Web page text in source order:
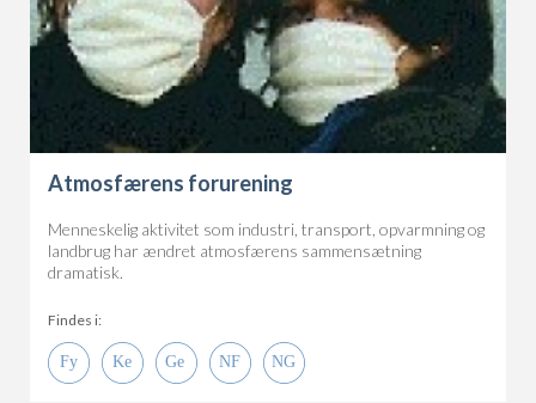
Atmosfærens forurening
Menneskelig aktivitet som industri, transport, opvarmning og
landbrug har ændret atmosfærens sammensætning
dramatisk.
Findes i: